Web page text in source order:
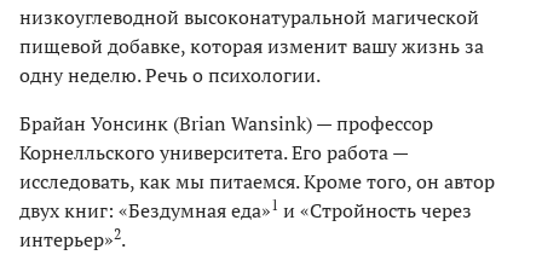
низкоуглеводной высоконатуральной магической
пищевой добавке, которая изменит вашу жизнь за
одну неделю. Речь о психологии.
Брайан Уонсинк (Brian Wansink) — профессор
Корнелльского университета. Его работа —
исследовать, как мы питаемся. Кроме того, он автор
двух книг: «Бездумная еда»1 и «Стройность через
интерьер»2.